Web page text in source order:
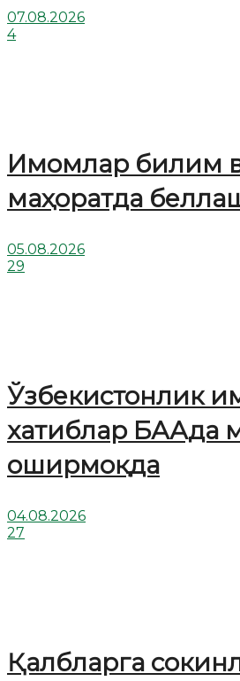
07.08.2026
4
Имомлар билим
маҳоратда
05.08.2026
29
Ўзбекистонлик
хатиблар БААда
оширмоқда
04.08.2026
27
Қалбларга